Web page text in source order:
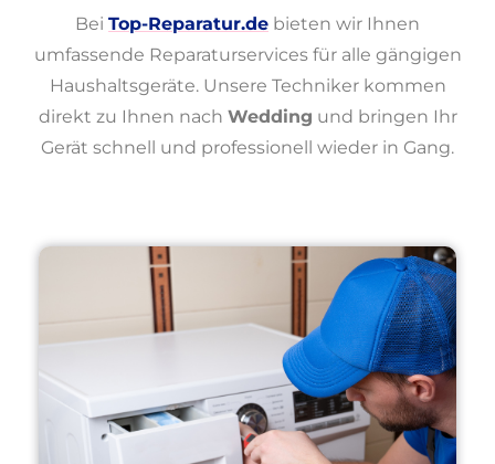
Bei Top-Reparatur.de bieten wir Ihnen
umfassende Reparaturservices für alle gängigen
Haushaltsgeräte. Unsere Techniker kommen
direkt zu Ihnen nach Wedding und bringen Ihr
Gerät schnell und professionell wieder in Gang.